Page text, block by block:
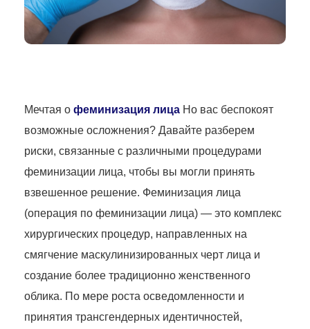
Мечтая о феминизация лица Но вас беспокоят
возможные осложнения? Давайте разберем
риски, связанные с различными процедурами
феминизации лица, чтобы вы могли принять
взвешенное решение. Феминизация лица
(операция по феминизации лица) — это комплекс
хирургических процедур, направленных на
смягчение маскулинизированных черт лица и
создание более традиционно женственного
облика. По мере роста осведомленности и
принятия трансгендерных идентичностей,